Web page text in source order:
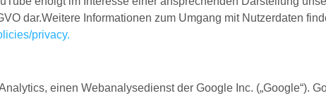
dar.Weitere Informationen zum Umgang mit Nutzerdaten
privacy.
einen Webanalysedienst der Google Inc. („Google“).